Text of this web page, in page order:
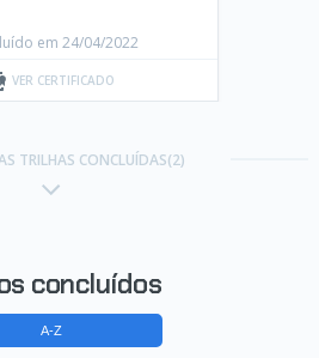
em 24/04/2022
VER CERTIFICADO
TRILHAS CONCLUÍDAS(2)
concluídos
A-Z